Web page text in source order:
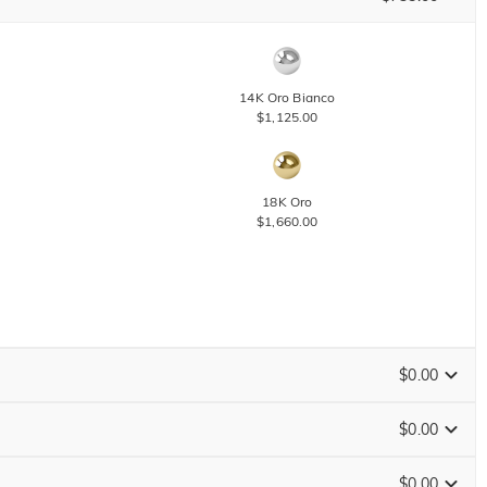
14K Oro Bianco
$1,125.00
18K Oro
$1,660.00
$0.00
$0.00